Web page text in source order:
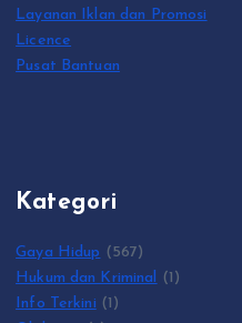
Layanan Iklan dan Promosi
Licence
Pusat Bantuan
Kategori
Gaya Hidup (567)
Hukum dan Kriminal
(1)
Info Terkini (1)